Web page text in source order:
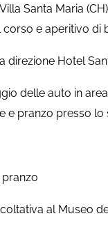
Santa Maria
e aperitivo di
direzione Hotel
delle auto in
e pranzo presso lo
pranzo
al Museo